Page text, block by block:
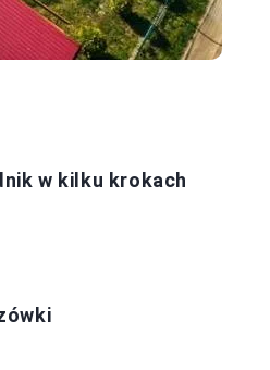
w kilku krokach